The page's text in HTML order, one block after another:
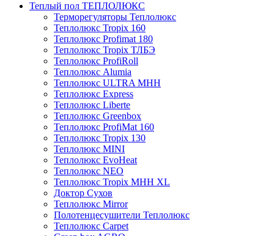
Теплый пол ТЕПЛОЛЮКС
Терморегуляторы Теплолюкс
Теплолюкс Tropix 160
Теплолюкс Profimat 180
Теплолюкс Tropix ТЛБЭ
Теплолюкс ProfiRoll
Теплолюкс Alumia
Теплолюкс ULTRA МНН
Теплолюкс Express
Теплолюкс Liberte
Теплолюкс Greenbox
Теплолюкс ProfiMat 160
Теплолюкс Tropix 130
Теплолюкс MINI
Теплолюкс EvoHeat
Теплолюкс NEO
Теплолюкс Tropix МНН XL
Доктор Сухов
Теплолюкс Mirror
Полотенцесушители Теплолюкс
Теплолюкс Carpet